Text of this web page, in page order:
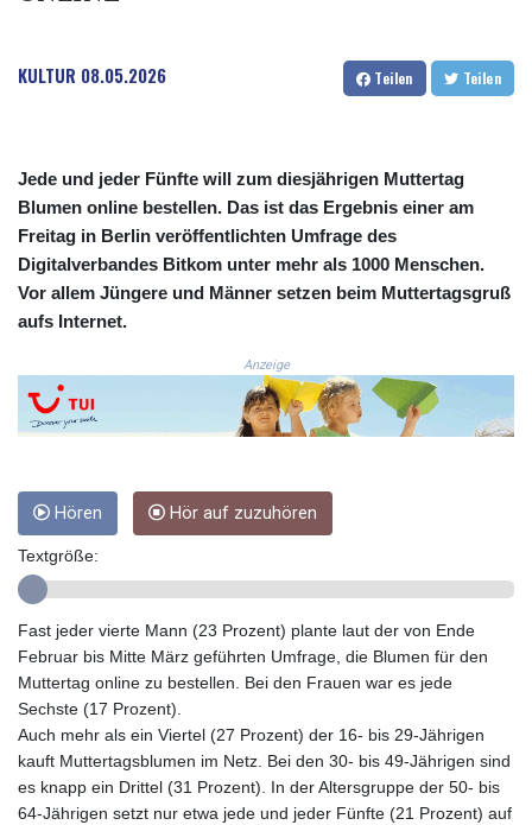
CRC 524.929317
CUC 1.154295
CZK 24.205269
DJF 205.50301
DKK 7.475304
DOP 67.244732
DZD 153.502688
ETB 186.262401
FJD 2.553819
FKP 0.857432
GBP 0.857122
GGP 0.857432
GHS 13.565055
GNF
10135.249888
GTQ 8.805348
GYD 241.43004
HNL 30.930577
HRK 7.534661
HTG 150.888179
HUF 363.741084
KULTUR 08.05.2026 Teilen Teilen
Jede und jeder Fünfte will zum diesjährigen Muttertag
Blumen online bestellen. Das ist das Ergebnis einer am
Freitag in Berlin veröffentlichten Umfrage des
Digitalverbandes Bitkom unter mehr als 1000 Menschen.
Vor allem Jüngere und Männer setzen beim Muttertagsgruß
aufs Internet.
Anzeige
Hören Hör auf zuzuhören
Textgröße:
Fast jeder vierte Mann (23 Prozent) plante laut der von Ende
Februar bis Mitte März geführten Umfrage, die Blumen für den
Muttertag online zu bestellen. Bei den Frauen war es jede
Sechste (17 Prozent).
Auch mehr als ein Viertel (27 Prozent) der 16- bis 29-Jährigen
kauft Muttertagsblumen im Netz. Bei den 30- bis 49-Jährigen sind
es knapp ein Drittel (31 Prozent). In der Altersgruppe der 50- bis
64-Jährigen setzt nur etwa jede und jeder Fünfte (21 Prozent) auf